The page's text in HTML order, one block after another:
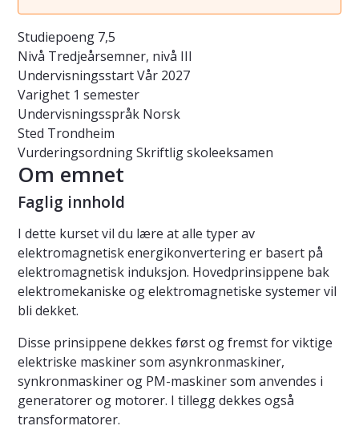
Studiepoeng 7,5
Nivå Tredjeårsemner, nivå III
UndervisningsstartVår 2027
Varighet 1 semester
Undervisningsspråk Norsk
Sted Trondheim
VurderingsordningSkriftlig skoleeksamen
Om emnet
Faglig innhold
I dette kurset vil du lære at alle typer av
elektromagnetisk energikonvertering er basert på
elektromagnetisk induksjon. Hovedprinsippene bak
elektromekaniske og elektromagnetiske systemer vil
bli dekket.
Disse prinsippene dekkes først og fremst for viktige
elektriske maskiner som asynkronmaskiner,
synkronmaskiner og PM-maskiner som anvendes i
generatorer og motorer. I tillegg dekkes også
transformatorer.